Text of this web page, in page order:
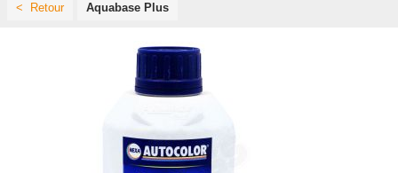
PREPARAZIONE / VERNICIATURA / RIFINITURA
STRUMENTI PER LA CARROZZERIA
CODICE COLORE
Aquabase Plus